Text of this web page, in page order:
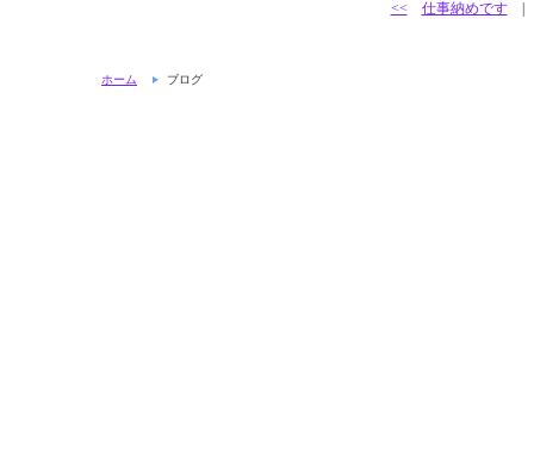
<< 仕事納めです
ホーム ブログ